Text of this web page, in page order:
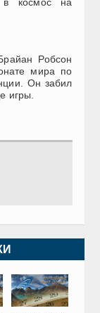
Робсон
мира по
Он забил
игры.